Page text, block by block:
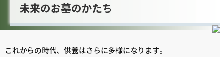
未来のお墓のかたち
これからの時代、供養はさらに多様になります。